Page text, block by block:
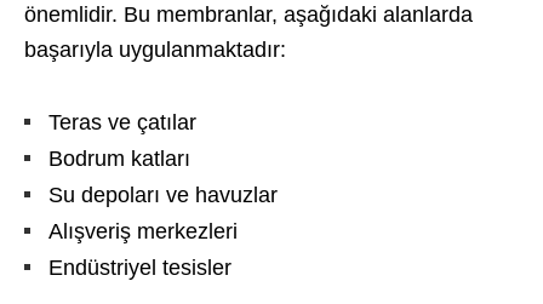
önemlidir. Bu membranlar, aşağıdaki alanlarda
başarıyla uygulanmaktadır:
Teras ve çatılar
Bodrum katları
Su depoları ve havuzlar
Alışveriş merkezleri
Endüstriyel tesisler